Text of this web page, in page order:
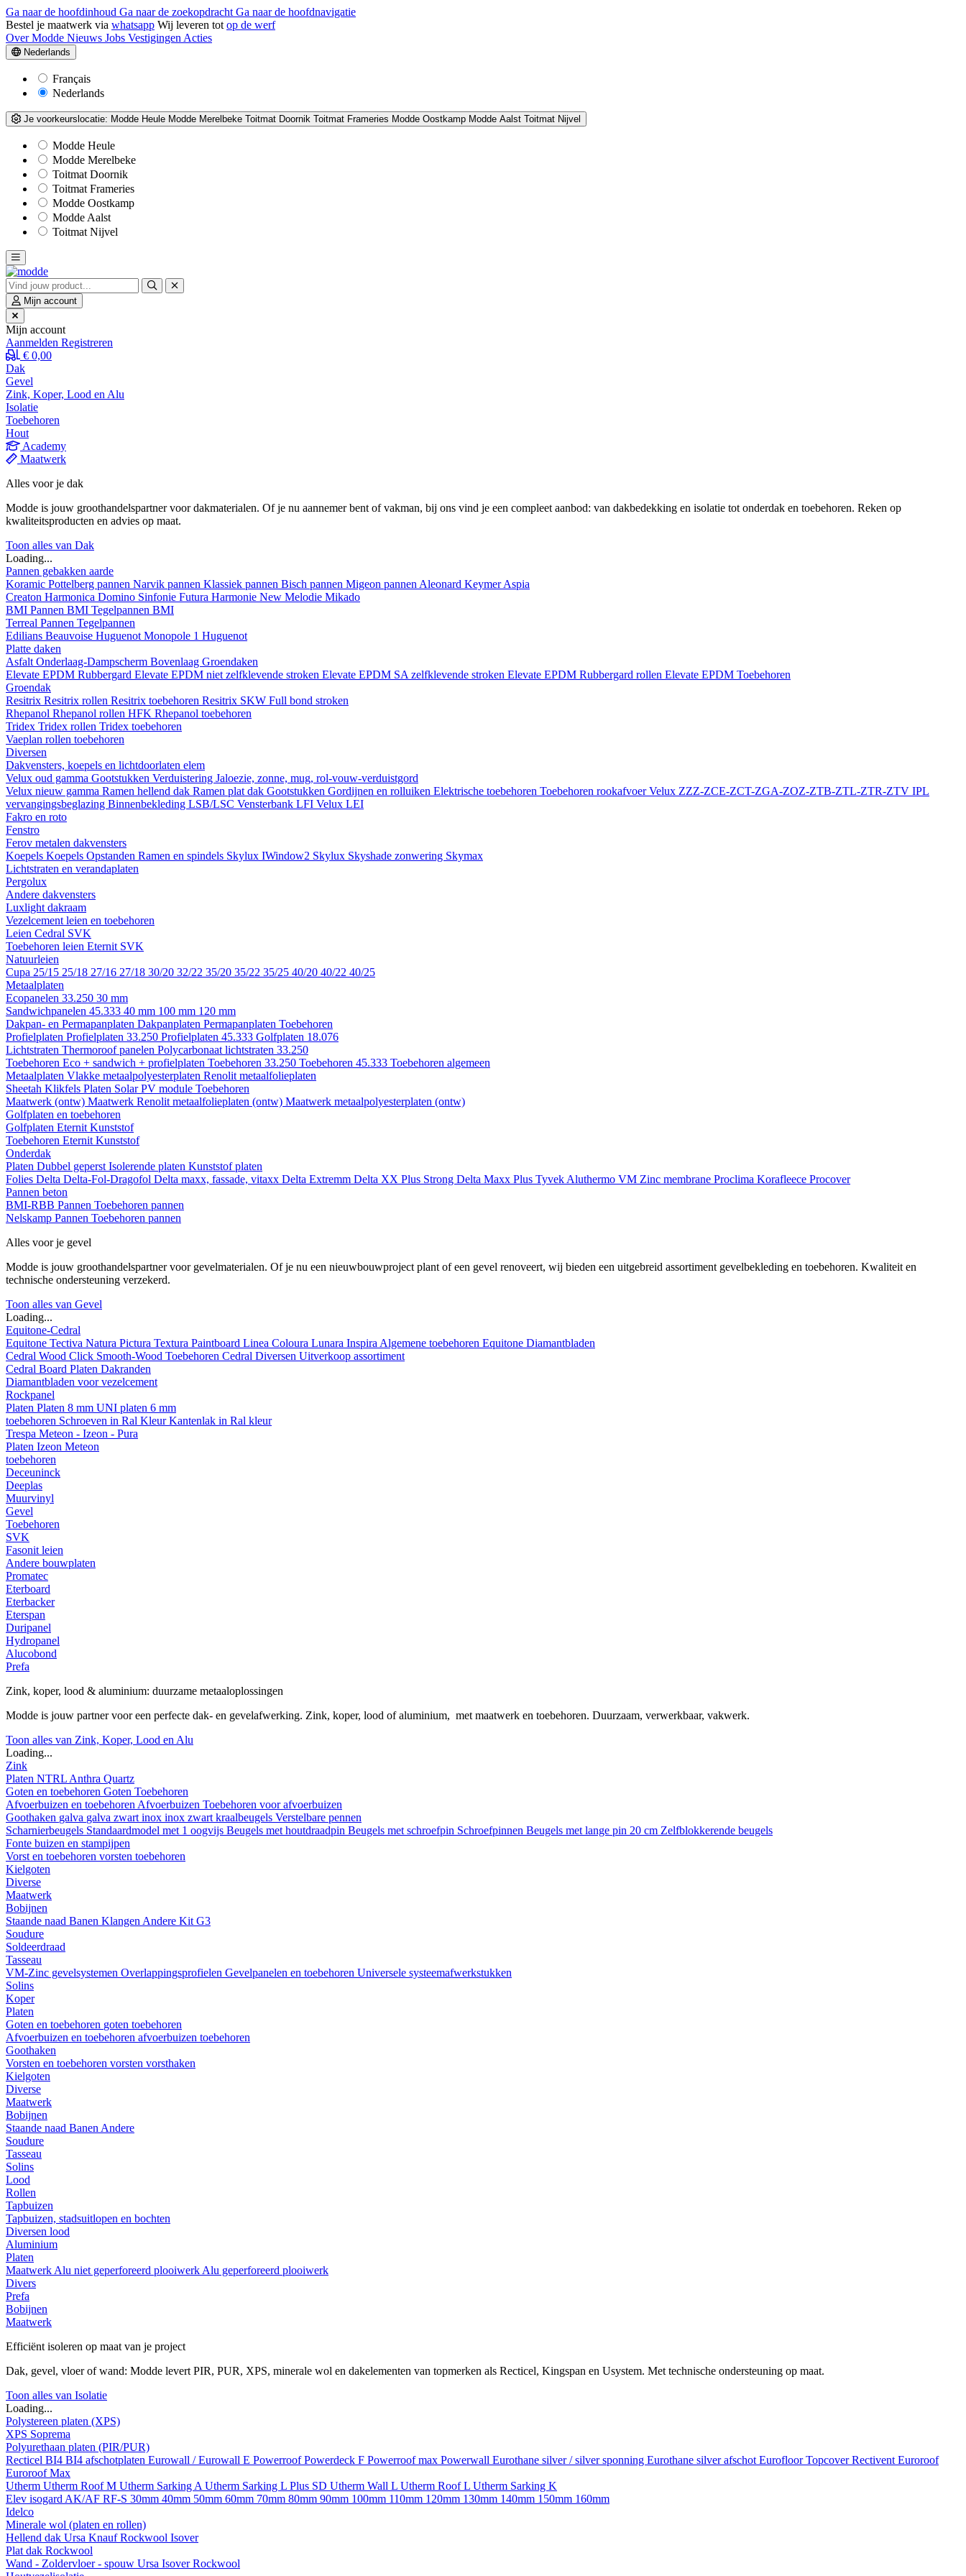
Ga naar de hoofdinhoud Ga naar de zoekopdracht Ga naar de hoofdnavigatie
Bestel je maatwerk via whatsapp Wij leveren tot op de werf
Over Modde Nieuws Jobs Vestigingen Acties
Nederlands
Français
Nederlands
Je voorkeurslocatie: Modde Heule Modde Merelbeke Toitmat Doornik Toitmat Frameries Modde Oostkamp Modde Aalst Toitmat Nijvel
Modde Heule
Modde Merelbeke
Toitmat Doornik
Toitmat Frameries
Modde Oostkamp
Modde Aalst
Toitmat Nijvel
Mijn account
Mijn account
Aanmelden Registreren
€ 0,00
Dak
Gevel
Zink, Koper, Lood en Alu
Isolatie
Toebehoren
Hout
Academy
Maatwerk
Alles voor je dak
Modde is jouw groothandelspartner voor dakmaterialen. Of je nu aannemer bent of vakman, bij ons vind je een compleet aanbod: van dakbedekking en isolatie tot onderdak en toebehoren. Reken op
kwaliteitsproducten en advies op maat.
Toon alles van Dak
Loading...
Pannen gebakken aarde
Koramic Pottelberg pannen Narvik pannen Klassiek pannen Bisch pannen Migeon pannen Aleonard KeymerAspia
Creaton Harmonica Domino Sinfonie Futura Harmonie New Melodie Mikado
BMI Pannen BMI Tegelpannen BMI
Terreal Pannen Tegelpannen
Edilians Beauvoise Huguenot Monopole 1 Huguenot
Platte daken
Asfalt Onderlaag-Dampscherm Bovenlaag Groendaken
Elevate EPDM Rubbergard Elevate EPDM niet zelfklevende stroken Elevate EPDM SA zelfklevende stroken Elevate EPDM Rubbergard rollen Elevate EPDM Toebehoren
Groendak
Resitrix Resitrix rollen Resitrix toebehoren Resitrix SKW Full bond stroken
Rhepanol Rhepanol rollen HFK Rhepanol toebehoren
Tridex Tridex rollen Tridex toebehoren
Vaeplan rollen toebehoren
Diversen
Dakvensters, koepels en lichtdoorlaten elem
Velux oud gamma Gootstukken Verduistering Jaloezie, zonne, mug, rol-vouw-verduistgord
Velux nieuw gamma Ramen hellend dak Ramen plat dak Gootstukken Gordijnen en rolluiken Elektrische toebehoren Toebehoren rookafvoerVelux ZZZ-ZCE-ZCT-ZGA-ZOZ-ZTB-ZTL-ZTR-ZTV IPL
vervangingsbeglazing Binnenbekleding LSB/LSC Vensterbank LFI Velux LEI
Fakro en roto
Fenstro
Ferov metalen dakvensters
Koepels Koepels Opstanden Ramen en spindels Skylux IWindow2 Skylux Skyshade zonwering Skymax
Lichtstraten en verandaplaten
Pergolux
Andere dakvensters
Luxlight dakraam
Vezelcement leien en toebehoren
Leien Cedral SVK
Toebehoren leien Eternit SVK
Natuurleien
Cupa 25/15 25/18 27/16 27/18 30/20 32/22 35/20 35/22 35/25 40/20 40/22 40/25
Metaalplaten
Ecopanelen 33.250 30 mm
Sandwichpanelen 45.333 40 mm 100 mm 120 mm
Dakpan- en Permapanplaten Dakpanplaten Permapanplaten Toebehoren
Profielplaten Profielplaten 33.250 Profielplaten 45.333 Golfplaten 18.076
Lichtstraten Thermoroof panelen Polycarbonaat lichtstraten 33.250
Toebehoren Eco + sandwich + profielplaten Toebehoren 33.250 Toebehoren 45.333 Toebehoren algemeen
Metaalplaten Vlakke metaalpolyesterplaten Renolit metaalfolieplaten
Sheetah Klikfels Platen Solar PV module Toebehoren
Maatwerk (ontw) Maatwerk Renolit metaalfolieplaten (ontw) Maatwerk metaalpolyesterplaten (ontw)
Golfplaten en toebehoren
Golfplaten Eternit Kunststof
Toebehoren Eternit Kunststof
Onderdak
Platen Dubbel geperst Isolerende platen Kunststof platen
Folies Delta Delta-Fol-Dragofol Delta maxx, fassade, vitaxx Delta Extremm Delta XX Plus Strong Delta Maxx Plus Tyvek Aluthermo VM Zinc membrane Proclima Korafleece Procover
Pannen beton
BMI-RBB Pannen Toebehoren pannen
Nelskamp Pannen Toebehoren pannen
Alles voor je gevel
Modde is jouw groothandelspartner voor gevelmaterialen. Of je nu een nieuwbouwproject plant of een gevel renoveert, wij bieden een uitgebreid assortiment gevelbekleding en toebehoren. Kwaliteit en
technische ondersteuning verzekerd.
Toon alles van Gevel
Loading...
Equitone-Cedral
Equitone Tectiva Natura Pictura Textura Paintboard Linea Coloura Lunara Inspira Algemene toebehoren Equitone Diamantbladen
Cedral Wood Click Smooth-Wood Toebehoren Cedral Diversen Uitverkoop assortiment
Cedral Board Platen Dakranden
Diamantbladen voor vezelcement
Rockpanel
Platen Platen 8 mm UNI platen 6 mm
toebehoren Schroeven in Ral KleurKantenlak in Ral kleur
Trespa Meteon - Izeon - Pura
Platen Izeon Meteon
toebehoren
Deceuninck
Deeplas
Muurvinyl
Gevel
Toebehoren
SVK
Fasonit leien
Andere bouwplaten
Promatec
Eterboard
Eterbacker
Eterspan
Duripanel
Hydropanel
Alucobond
Prefa
Zink, koper, lood & aluminium: duurzame metaaloplossingen
Modde is jouw partner voor een perfecte dak- en gevelafwerking. Zink, koper, lood of aluminium, met maatwerk en toebehoren. Duurzaam, verwerkbaar, vakwerk.
Toon alles van Zink, Koper, Lood en Alu
Loading...
Zink
Platen NTRL Anthra Quartz
Goten en toebehoren Goten Toebehoren
Afvoerbuizen en toebehoren Afvoerbuizen Toebehoren voor afvoerbuizen
Goothaken galva galva zwart inox inox zwart kraalbeugels Verstelbare pennen
Scharnierbeugels Standaardmodel met 1 oogvijs Beugels met houtdraadpin Beugels met schroefpin Schroefpinnen Beugels met lange pin 20 cm Zelfblokkerende beugels
Fonte buizen en stampijpen
Vorst en toebehoren vorsten toebehoren
Kielgoten
Diverse
Maatwerk
Bobijnen
Staande naad Banen Klangen Andere Kit G3
Soudure
Soldeerdraad
Tasseau
VM-Zinc gevelsystemen Overlappingsprofielen Gevelpanelen en toebehoren Universele systeemafwerkstukken
Solins
Koper
Platen
Goten en toebehoren goten toebehoren
Afvoerbuizen en toebehoren afvoerbuizen toebehoren
Goothaken
Vorsten en toebehoren vorsten vorsthaken
Kielgoten
Diverse
Maatwerk
Bobijnen
Staande naad Banen Andere
Soudure
Tasseau
Solins
Lood
Rollen
Tapbuizen
Tapbuizen, stadsuitlopen en bochten
Diversen lood
Aluminium
Platen
Maatwerk Alu niet geperforeerd plooiwerk Alu geperforeerd plooiwerk
Divers
Prefa
Bobijnen
Maatwerk
Efficiënt isoleren op maat van je project
Dak, gevel, vloer of wand: Modde levert PIR, PUR, XPS, minerale wol en dakelementen van topmerken als Recticel, Kingspan en Usystem. Met technische ondersteuning op maat.
Toon alles van Isolatie
Loading...
Polystereen platen (XPS)
XPS Soprema
Polyurethaan platen (PIR/PUR)
Recticel BI4 BI4 afschotplaten Eurowall / Eurowall E PowerroofPowerdeck F Powerroof max Powerwall Eurothane silver / silver sponning Eurothane silver afschot EurofloorTopcoverRectivent Euroroof
Euroroof Max
Utherm Utherm Roof M Utherm Sarking A Utherm Sarking L Plus SD Utherm Wall L Utherm Roof L Utherm Sarking K
Elev isogard AK/AF RF-S 30mm 40mm 50mm 60mm 70mm 80mm 90mm 100mm 110mm 120mm 130mm 140mm 150mm 160mm
Idelco
Minerale wol (platen en rollen)
Hellend dak Ursa KnaufRockwool Isover
Plat dak Rockwool
Wand - Zoldervloer - spouw Ursa IsoverRockwool